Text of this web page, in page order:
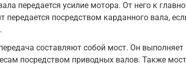
передается усилие мотора. От него к
передается посредством карданного вала,
составляют собой мост. Он выполняет
посредством приводных валов. Также мост